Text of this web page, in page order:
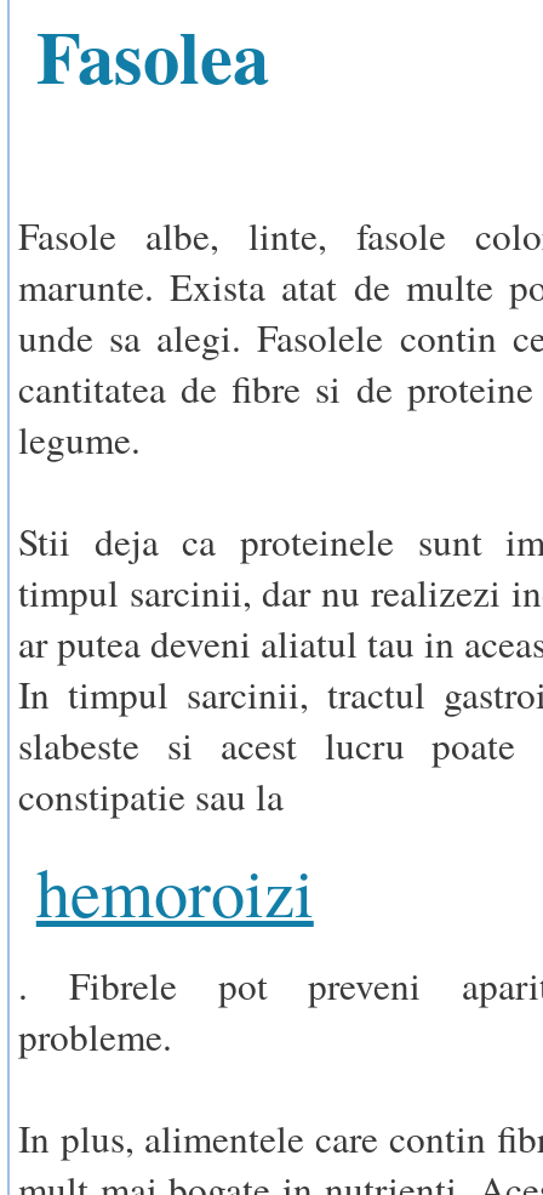
Fasolea
Fasole albe, linte, fasole
marunte. Exista atat de multe
unde sa alegi. Fasolele contin
cantitatea de fibre si de
legume.
Stii deja ca proteinele sunt
timpul sarcinii, dar nu realizezi
ar putea deveni aliatul tau in
In timpul sarcinii, tractul
slabeste si acest lucru poate
constipatie sau la
hemoroizi
. Fibrele pot preveni
probleme.
In plus, alimentele care contin